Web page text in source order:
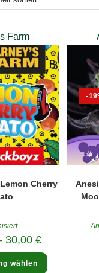
Farm
Cherry
30,00€
wählen
Dieses
-